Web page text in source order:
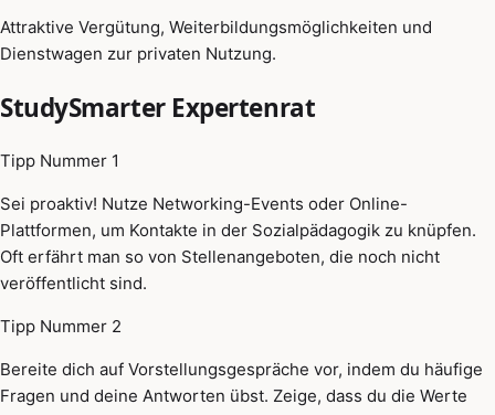
Attraktive Vergütung, Weiterbildungsmöglichkeiten und
Dienstwagen zur privaten Nutzung.
StudySmarter Expertenrat
Tipp Nummer 1
Sei proaktiv! Nutze Networking-Events oder Online-
Plattformen, um Kontakte in der Sozialpädagogik zu knüpfen.
Oft erfährt man so von Stellenangeboten, die noch nicht
veröffentlicht sind.
Tipp Nummer 2
Bereite dich auf Vorstellungsgespräche vor, indem du häufige
Fragen und deine Antworten übst. Zeige, dass du die Werte